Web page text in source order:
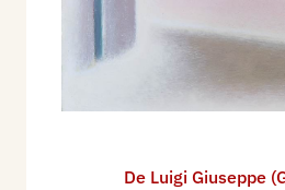
De Luigi Giuseppe